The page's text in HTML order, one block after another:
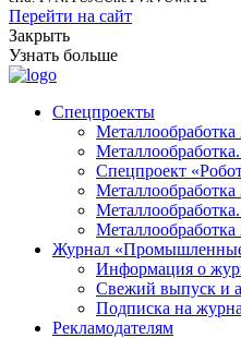
Перейти на сайт
Закрыть
Узнать больше
Спецпроекты
Металлообработка
Спецпроект
Металлообработка
Металлообработка
Журнал
Информация о
Свежий выпуск и
Подписка на
Рекламодателям